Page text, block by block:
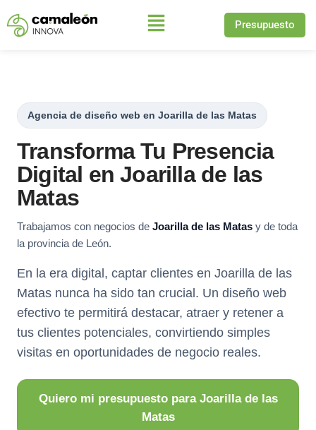
Saltar
Presupuesto
Agencia de diseño web en Joarilla de las Matas
Transforma Tu Presencia
Digital en Joarilla de las
Matas
Trabajamos con negocios de Joarilla de las Matas y de toda
la provincia de León.
En la era digital, captar clientes en Joarilla de las
Matas nunca ha sido tan crucial. Un diseño web
efectivo te permitirá destacar, atraer y retener a
tus clientes potenciales, convirtiendo simples
visitas en oportunidades de negocio reales.
Quiero mi presupuesto para Joarilla de las
Matas